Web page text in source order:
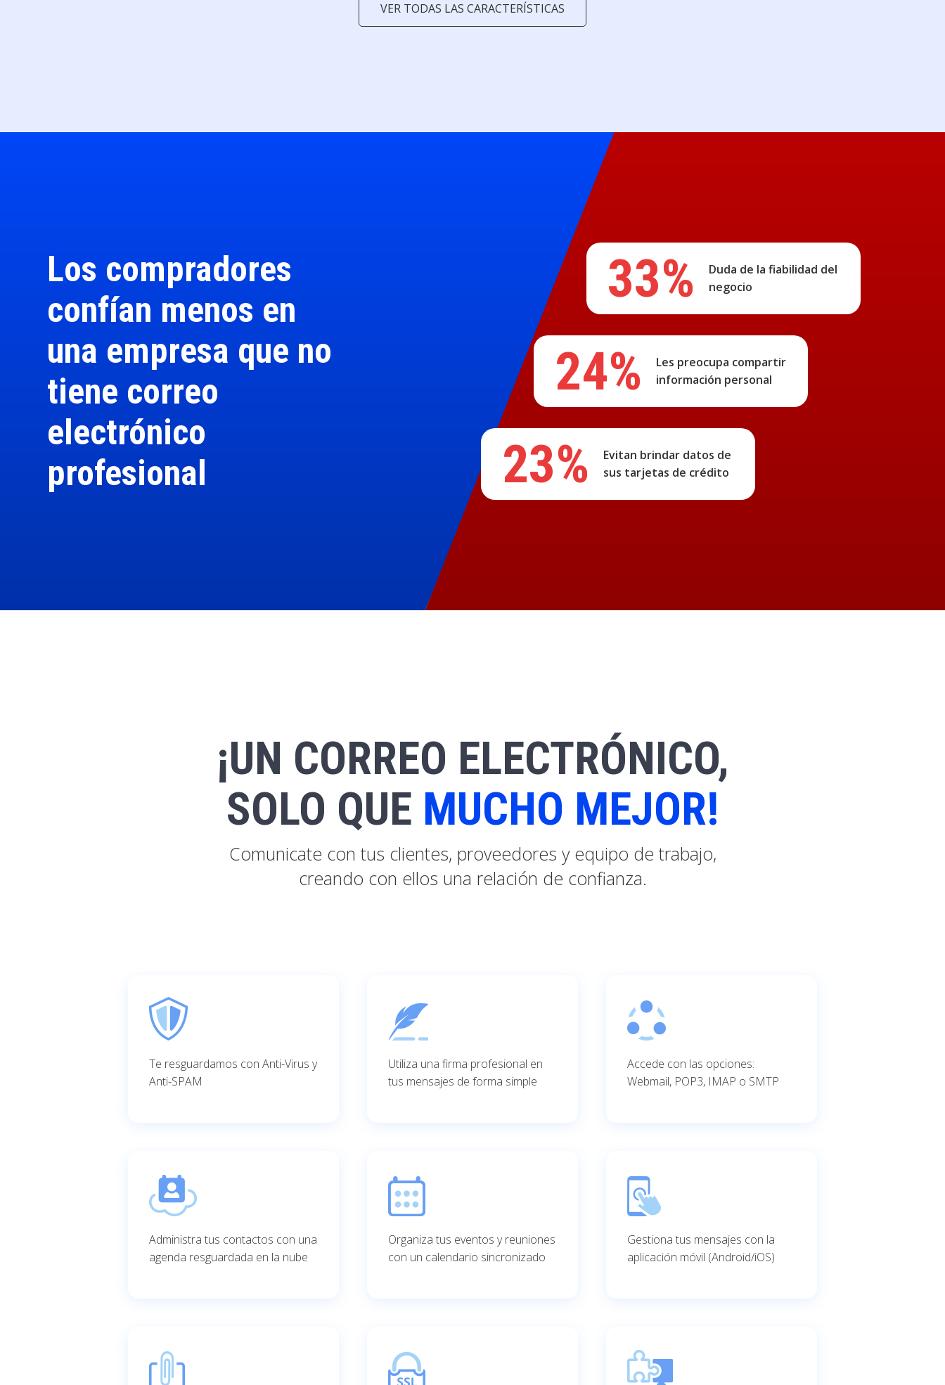
VER TODAS LAS CARACTERÍSTICAS
Los compradores
confían menos en
una empresa que no
tiene correo
electrónico
profesional
33%
Duda de la fiabilidad del
negocio
24%
Les preocupa compartir
información personal
23%
Evitan brindar datos de
sus tarjetas de crédito
¡UN CORREO ELECTRÓNICO,
SOLO QUE MUCHO MEJOR!
Comunicate con tus clientes, proveedores y equipo de trabajo,
creando con ellos una relación de confianza.
Te resguardamos con Anti-Virus y
Anti-SPAM
Utiliza una firma profesional en
tus mensajes de forma simple
Accede con las opciones:
Webmail, POP3, IMAP o SMTP
Administra tus contactos con una
agenda resguardada en la nube
Organiza tus eventos y reuniones
con un calendario sincronizado
Gestiona tus mensajes con la
aplicación móvil (Android/iOS)